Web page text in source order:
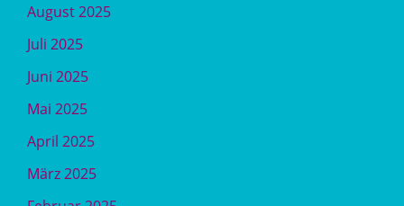
August 2025
Juli 2025
Juni 2025
Mai 2025
April 2025
März 2025